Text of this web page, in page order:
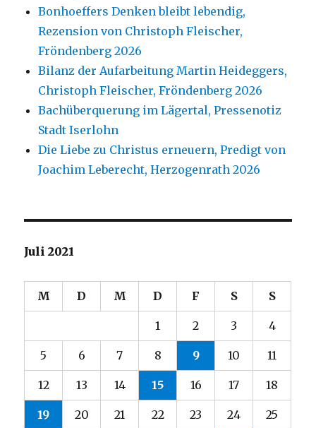
Bonhoeffers Denken bleibt lebendig,
Rezension von Christoph Fleischer,
Fröndenberg 2026
Bilanz der Aufarbeitung Martin Heideggers,
Christoph Fleischer, Fröndenberg 2026
Bachüberquerung im Lägertal, Pressenotiz
Stadt Iserlohn
Die Liebe zu Christus erneuern, Predigt von
Joachim Leberecht, Herzogenrath 2026
Juli 2021
M D M D F S S
1 2 3 4
5 6 7 8 9 10 11
12 13 14 15 16 17 18
19 20 21 22 23 24 25